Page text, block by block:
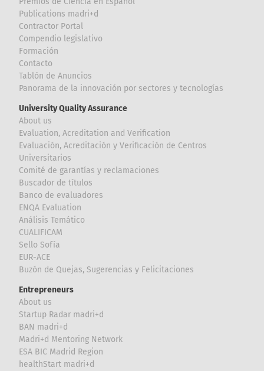
Publications madri+d
Contractor Portal
Compendio legislativo
Formación
Contacto
Tablón de Anuncios
Panorama de la innovación por sectores y tecnologías
University Quality Assurance
About us
Evaluation, Acreditation and Verification
Evaluación, Acreditación y Verificación de Centros
Universitarios
Comité de garantías y reclamaciones
Buscador de títulos
Banco de evaluadores
ENQA Evaluation
Análisis Temático
CUALIFICAM
Sello Sofía
EUR-ACE
Buzón de Quejas, Sugerencias y Felicitaciones
Entrepreneurs
About us
Startup Radar madri+d
BAN madri+d
Madri+d Mentoring Network
ESA BIC Madrid Region
healthStart madri+d